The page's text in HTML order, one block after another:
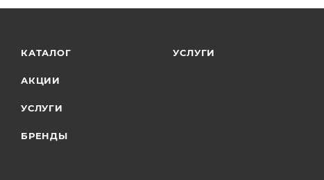
КАТАЛОГ
АКЦИИ
УСЛУГИ
БРЕНДЫ
УСЛУГИ